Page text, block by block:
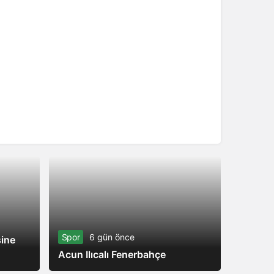
Spor 6 gün önce
Acun Ilıcalı Fenerbahçe